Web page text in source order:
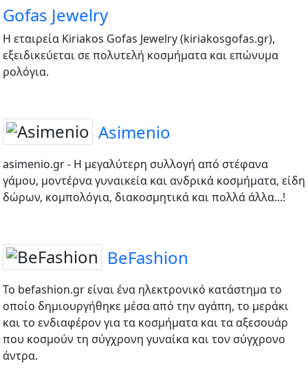
Gofas Jewelry
Η εταιρεία Kiriakos Gofas Jewelry (kiriakosgofas.gr),
εξειδικεύεται σε πολυτελή κοσμήματα και επώνυμα
ρολόγια.
Asimenio
asimenio.gr - Η μεγαλύτερη συλλογή από στέφανα
γάμου, μοντέρνα γυναικεία και ανδρικά κοσμήματα, είδη
δώρων, κομπολόγια, διακοσμητικά και πολλά άλλα...!
BeFashion
Το befashion.gr είναι ένα ηλεκτρονικό κατάστημα το
οποίο δημιουργήθηκε μέσα από την αγάπη, το μεράκι
και το ενδιαφέρον για τα κοσμήματα και τα αξεσουάρ
που κοσμούν τη σύγχρονη γυναίκα και τον σύγχρονο
άντρα.